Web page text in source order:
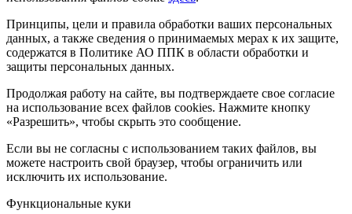
Принципы, цели и правила обработки ваших персональных
данных, а также сведения о принимаемых мерах к их защите,
содержатся в Политике АО ППК в области обработки и
защиты персональных данных.
Продолжая работу на сайте, вы подтверждаете свое согласие
на использование всех файлов cookies. Нажмите кнопку
«Разрешить», чтобы скрыть это сообщение.
Если вы не согласны с использованием таких файлов, вы
можете настроить свой браузер, чтобы ограничить или
исключить их использование.
Функциональные куки